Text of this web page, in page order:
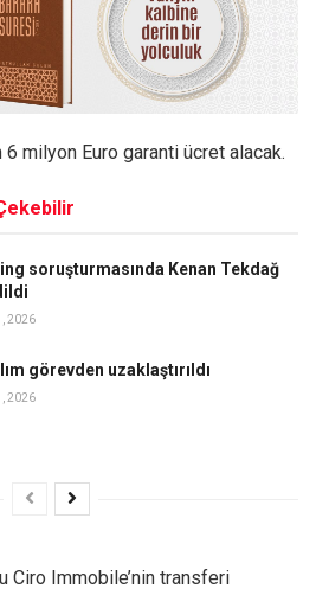
milyon Euro garanti ücret alacak.
soruşturmasında Kenan Tekdağ
2026
görevden uzaklaştırıldı
2026
Ciro Immobile’nin transferi